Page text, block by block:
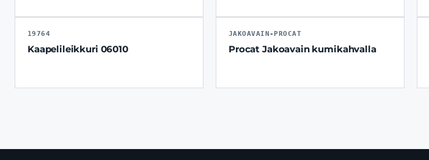
19764
Kaapelileikkuri 06010
JAKOAVAIN-PROCAT
Procat Jakoavain kumikahvalla